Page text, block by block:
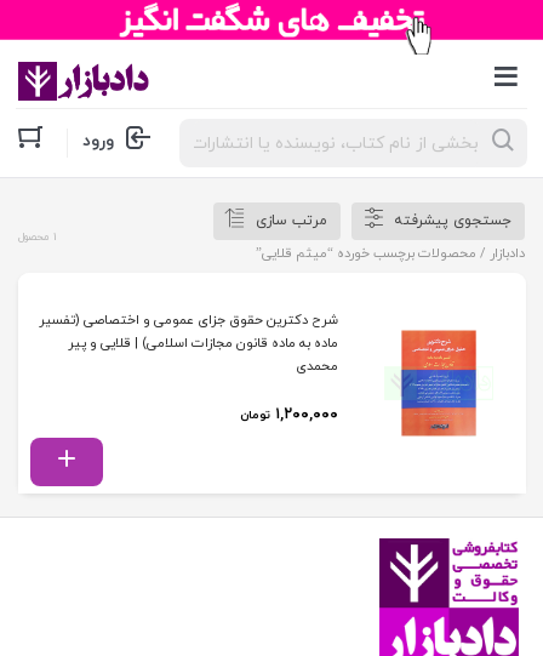
جستجوی
محصولات ورود
جستجوی پیشرفته
مرتب سازی
دادبازار / محصولات برچسب خورده “میثم قلایی”
1 محصول
شرح دکترین حقوق جزای عمومی و اختصاصی (تفسیر
ماده به ماده قانون مجازات اسلامی) | قلایی و پیر
محمدی
۱,۲۰۰,۰۰۰ تومان